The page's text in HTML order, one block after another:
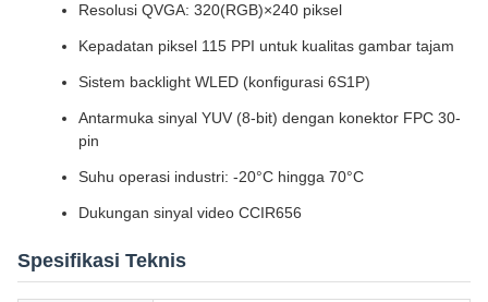
Resolusi QVGA: 320(RGB)×240 piksel
Kepadatan piksel 115 PPI untuk kualitas gambar tajam
Sistem backlight WLED (konfigurasi 6S1P)
Antarmuka sinyal YUV (8-bit) dengan konektor FPC 30-
pin
Suhu operasi industri: -20°C hingga 70°C
Dukungan sinyal video CCIR656
Spesifikasi Teknis